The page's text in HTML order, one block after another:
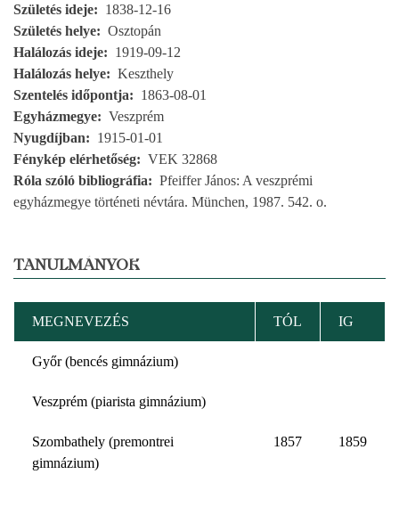
Születés ideje
1838-12-16
Születés helye
Osztopán
Halálozás ideje
1919-09-12
Halálozás helye
Keszthely
Szentelés időpontja
1863-08-01
Egyházmegye
Veszprém
Nyugdíjban
1915-01-01
Fénykép elérhetőség
VEK 32868
Róla szóló bibliográfia
Pfeiffer János: A veszprémi
egyházmegye történeti névtára. München, 1987. 542. o.
TANULMÁNYOK
MEGNEVEZÉS TÓL IG
Győr (bencés gimnázium)
Veszprém (piarista gimnázium)
Szombathely (premontrei
gimnázium)
1857 1859